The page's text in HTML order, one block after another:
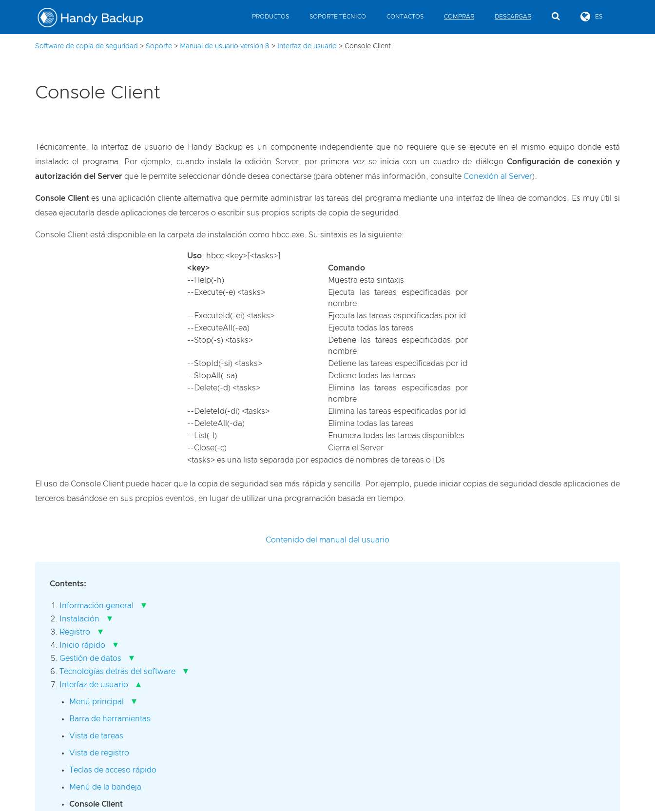
PRODUCTOS SOPORTE TÉCNICO CONTACTOS COMPRAR DESCARGAR ES
Software de copia de seguridad > Soporte > Manual de usuario versión 8 > Interfaz de usuario > Console Client
Console Client
Técnicamente, la interfaz de usuario de Handy Backup es un componente independiente que no requiere que se ejecute en el mismo equipo donde está
instalado el programa. Por ejemplo, cuando instala la edición Server, por primera vez se inicia con un cuadro de diálogoConfiguración de conexión y
autorización del Server que le permite seleccionar dónde desea conectarse (para obtener más información, consulte Conexión al Server).
Console Clientes una aplicación cliente alternativa que permite administrar las tareas del programa mediante una interfaz de línea de comandos. Es muy útil si
desea ejecutarla desde aplicaciones de terceros o escribir sus propios scripts de copia de seguridad.
Console Client está disponible en la carpeta de instalación como hbcc.exe . Su sintaxis es la siguiente:
Uso: hbcc <key>[<tasks>]
<key>
Comando
--Help(-h)
Muestra esta sintaxis
--Execute(-e) <tasks>
Ejecuta las tareas especificadas por
nombre
--ExecuteId(-ei) <tasks>
Ejecuta las tareas especificadas por id
--ExecuteAll(-ea)
Ejecuta todas las tareas
--Stop(-s) <tasks>
Detiene las tareas especificadas por
nombre
--StopId(-si) <tasks>
Detiene las tareas especificadas por id
--StopAll(-sa)
Detiene todas las tareas
--Delete(-d) <tasks>
Elimina las tareas especificadas por
nombre
--DeleteId(-di) <tasks>
Elimina las tareas especificadas por id
--DeleteAll(-da)
Elimina todas las tareas
--List(-l)
Enumera todas las tareas disponibles
--Close(-c)
Cierra el Server
<tasks> es una lista separada por espacios de nombres de tareas o IDs
El uso de Console Client puede hacer que la copia de seguridad sea más rápida y sencilla. Por ejemplo, puede iniciar copias de seguridad desde aplicaciones de
terceros basándose en sus propios eventos, en lugar de utilizar una programación basada en tiempo.
Contenido del manual del usuario
Contents:
Información general ▾
Instalación ▾
Registro ▾
Inicio rápido ▾
Gestión de datos ▾
Tecnologías detrás del software ▾
Interfaz de usuario ▴
Menú principal ▾
Barra de herramientas
Vista de tareas
Vista de registro
Teclas de acceso rápido
Menú de la bandeja
Console Client